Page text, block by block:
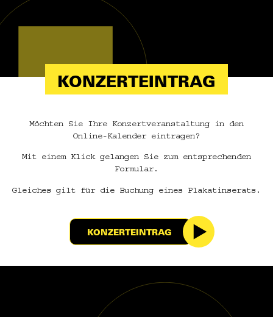
KONZERTEINTRAG
Möchten Sie Ihre Konzertveranstaltung in den
Online-Kalender eintragen?
Mit einem Klick gelangen Sie zum entsprechenden
Formular.
Gleiches gilt für die Buchung eines Plakatinserats.
KONZERTEINTRAG